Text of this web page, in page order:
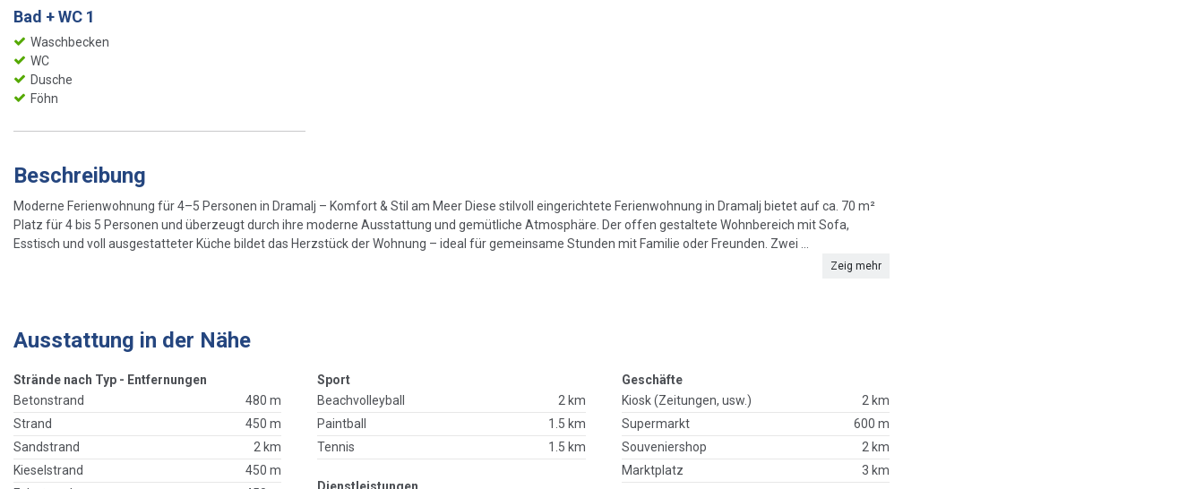
Bad + WC 1
Waschbecken
WC
Dusche
Föhn
Beschreibung
Moderne Ferienwohnung für 4–5 Personen in Dramalj – Komfort & Stil am Meer Diese stilvoll eingerichtete Ferienwohnung in Dramalj bietet auf ca. 70 m²
Platz für 4 bis 5 Personen und überzeugt durch ihre moderne Ausstattung und gemütliche Atmosphäre. Der offen gestaltete Wohnbereich mit Sofa,
Esstisch und voll ausgestatteter Küche bildet das Herzstück der Wohnung – ideal für gemeinsame Stunden mit Familie oder Freunden. Zwei ...
Zeig mehr
Ausstattung in der Nähe
Strände nach Typ - Entfernungen
Betonstrand
480 m
Strand
450 m
Sandstrand
2 km
Kieselstrand
450 m
Sport
Beachvolleyball
2 km
Paintball
1.5 km
Tennis
1.5 km
Geschäfte
Kiosk (Zeitungen, usw.)
2 km
Supermarkt
600 m
Souveniershop
2 km
Marktplatz
3 km